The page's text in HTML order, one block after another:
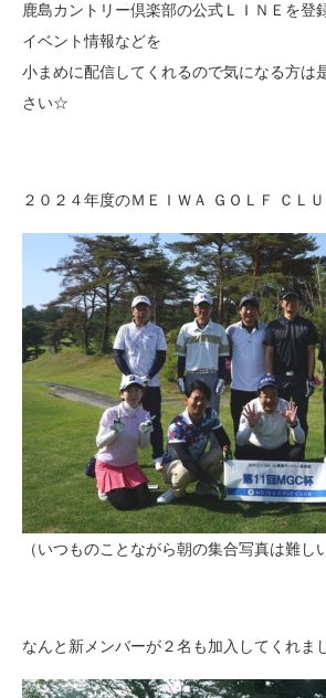
鹿島カントリー倶楽部の公式ＬＩＮＥを登
イベント情報などを
小まめに配信してくれるので気になる方は
さい☆
２０２４年度のＭＥＩＷＡ ＧＯＬＦ ＣＬ
（いつものことながら朝の集合写真は難し
なんと新メンバーが２名も加入してくれま